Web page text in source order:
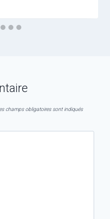
champs obligatoires sont indiqués